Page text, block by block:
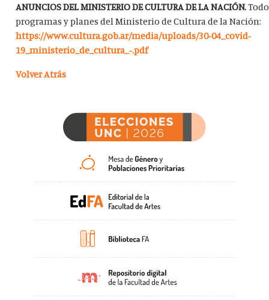
ANUNCIOS DEL MINISTERIO DE CULTURA DE LA NACIÓN.
programas y planes del Ministerio de Cultura de la Nación:
https://www.cultura.gob.ar/media/uploads/30-04_covid-
19_ministerio_de_cultura_-.pdf
Volver Atrás